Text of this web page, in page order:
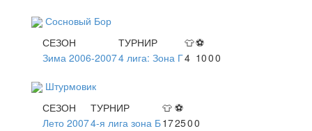
Сосновый Бор
СЕЗОН
ТУРНИР 👕⚽
Зима 2006-20074 лига: Зона Г4 1000
Штурмовик
СЕЗОН
ТУРНИР 👕 ⚽
Лето 20074-я лига зона Б172500